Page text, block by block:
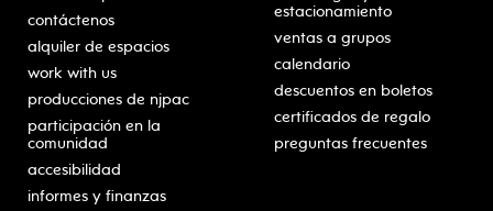
contáctenos
alquiler de espacios
work with us
producciones de njpac
participación en la
comunidad
accesibilidad
informes y finanzas
estacionamiento
ventas a grupos
calendario
descuentos en boletos
certificados de regalo
preguntas frecuentes